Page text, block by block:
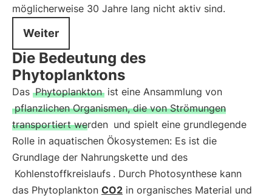
möglicherweise 30 Jahre lang nicht aktiv sind.
Weiter
Die Bedeutung des
Phytoplanktons
Das Phytoplankton ist eine Ansammlung von
pflanzlichen Organismen, die von Strömungen
transportiert werden und spielt eine grundlegende
Rolle in aquatischen Ökosystemen: Es ist die
Grundlage der Nahrungskette und des
Kohlenstoffkreislaufs . Durch Photosynthese kann
das Phytoplankton CO2 in organisches Material und